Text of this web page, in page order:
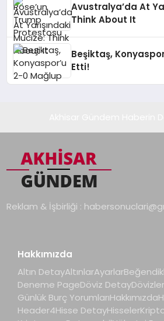
Avustralya’da At
Think About It
Beşiktaş,
Etti!
Reklam & İşbirliği :
Hakkımızda
Altın DetayAltınlarAyarlar
Deneme PageDöviz DetayDövizler
Günlük Burç YorumlarıHakkımızda
Header4Hisse DetayHisseler